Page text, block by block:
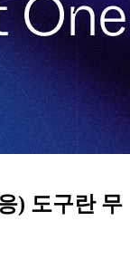
) 도구란 무